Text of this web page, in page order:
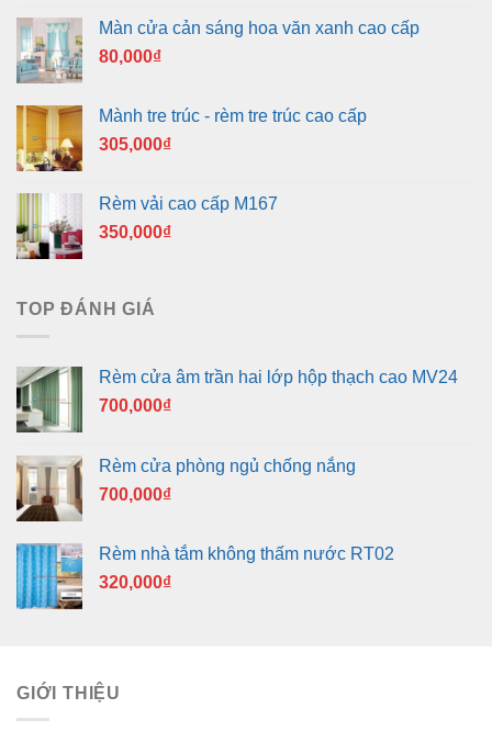
Màn cửa cản sáng hoa văn xanh cao cấp
80,000₫
Mành tre trúc - rèm tre trúc cao cấp
305,000₫
Rèm vải cao cấp M167
350,000₫
TOP ĐÁNH GIÁ
Rèm cửa âm trần hai lớp hộp thạch cao MV24
700,000₫
Rèm cửa phòng ngủ chống nắng
700,000₫
Rèm nhà tắm không thấm nước RT02
320,000₫
GIỚI THIỆU